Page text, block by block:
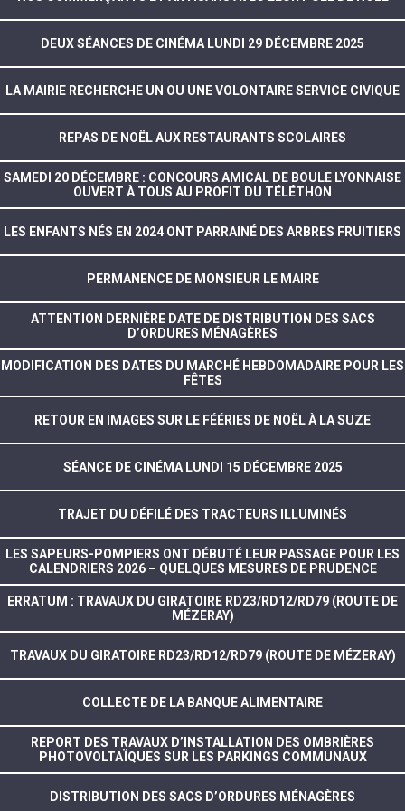
DEUX SÉANCES DE CINÉMA LUNDI 29 DÉCEMBRE 2025
LA MAIRIE RECHERCHE UN OU UNE VOLONTAIRE SERVICE CIVIQUE
REPAS DE NOËL AUX RESTAURANTS SCOLAIRES
SAMEDI 20 DÉCEMBRE : CONCOURS AMICAL DE BOULE LYONNAISE
OUVERT À TOUS AU PROFIT DU TÉLÉTHON
LES ENFANTS NÉS EN 2024 ONT PARRAINÉ DES ARBRES FRUITIERS
PERMANENCE DE MONSIEUR LE MAIRE
ATTENTION DERNIÈRE DATE DE DISTRIBUTION DES SACS
D’ORDURES MÉNAGÈRES
MODIFICATION DES DATES DU MARCHÉ HEBDOMADAIRE POUR LES
FÊTES
RETOUR EN IMAGES SUR LE FÉÉRIES DE NOËL À LA SUZE
SÉANCE DE CINÉMA LUNDI 15 DÉCEMBRE 2025
TRAJET DU DÉFILÉ DES TRACTEURS ILLUMINÉS
LES SAPEURS-POMPIERS ONT DÉBUTÉ LEUR PASSAGE POUR LES
CALENDRIERS 2026 – QUELQUES MESURES DE PRUDENCE
ERRATUM : TRAVAUX DU GIRATOIRE RD23/RD12/RD79 (ROUTE DE
MÉZERAY)
TRAVAUX DU GIRATOIRE RD23/RD12/RD79 (ROUTE DE MÉZERAY)
COLLECTE DE LA BANQUE ALIMENTAIRE
REPORT DES TRAVAUX D’INSTALLATION DES OMBRIÈRES
PHOTOVOLTAÏQUES SUR LES PARKINGS COMMUNAUX
DISTRIBUTION DES SACS D’ORDURES MÉNAGÈRES